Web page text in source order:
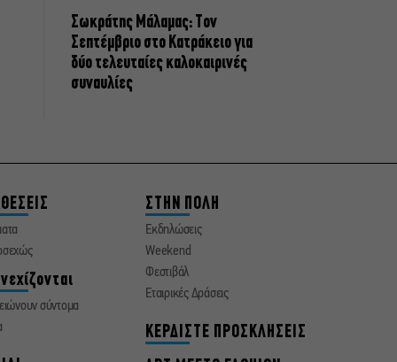
Σωκράτης Μάλαμας: Τον
Σεπτέμβριο στο Κατράκειο για
δύο τελευταίες καλοκαιρινές
συναυλίες
σύντομα
ΣΤΗΝ ΠΟΛΗ
Εκδηλώσεις
Weekend
Φεστιβάλ
Εταιρικές Δράσεις
ΚΕΡΔΙΣΤΕ ΠΡΟΣΚΛΗΣΕΙΣ